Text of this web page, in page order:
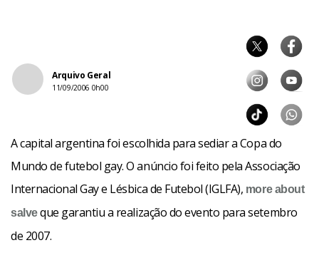
Arquivo Geral
11/09/2006 0h00
A capital argentina foi escolhida para sediar a Copa do
Mundo de futebol gay. O anúncio foi feito pela Associação
Internacional Gay e Lésbica de Futebol (IGLFA), more about
salveque garantiu a realização do evento para setembro
de 2007.